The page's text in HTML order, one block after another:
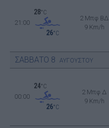
21:00
28°C
26°C
2 Μπφ ΒΔ
9 Km/h
ΣΑΒΒΑΤΟ 8 ΑΥΓΟΥΣΤΟΥ
00:00
24°C
26°C
2 Μπφ Δ
9 Km/h